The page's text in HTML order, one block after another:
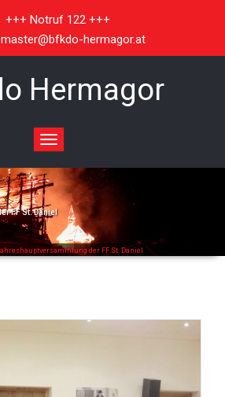
+++ Notruf 122 +++
hermagor.at
Hermagor
Toggle
navigation
FF St. Daniel
der FF St. Daniel